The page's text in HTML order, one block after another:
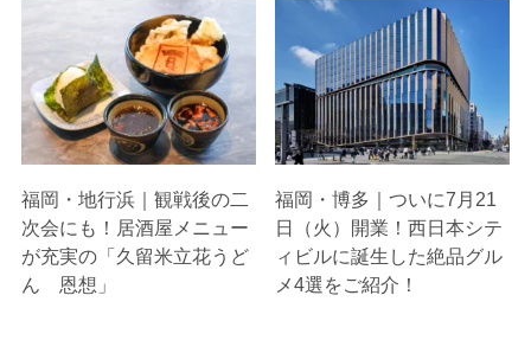
福岡・地行浜｜観戦後の二
次会にも！居酒屋メニュー
が充実の「久留米立花うど
ん 恩想」
福岡・博多｜ついに7月21
日（火）開業！西日本シテ
ィビルに誕生した絶品グル
メ4選をご紹介！